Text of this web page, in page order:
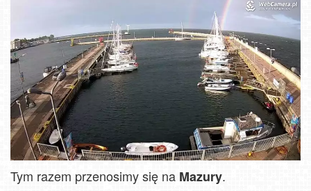
Tym razem przenosimy się na Mazury.